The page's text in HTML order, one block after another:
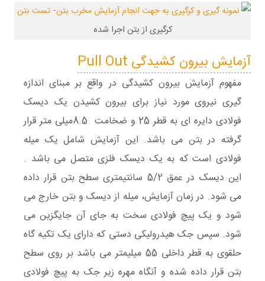
کرگیری از بتن اجرا شده
آزمایش بیرون کشیدگی
مفهوم آزمایش بیرون کشیدگی در واقع بر مبنای اندازه
گیری نیروی مورد نیاز برای بیرون کشیدن یک دیسک
فولادی دایره ای به قطر 25 و ضخامت 8.5میلی متر قرار
گرفته در بتن می باشد. این آزمایش شامل یک میله
فولادی است که به یک دیسک فلزی متصل می باشد .
این دیسک در عمق 5/2 سانتیمتری سطح بتن قرار داده
می شود. در زمان آزمایش، میله از دیسک و بتن خارج می
شود و یک پیچ فولادی سخت به جای آن جایگزین می
شود. سپس جک هیدرولیکی دستی که دارای یک تکیه گاه
حلقوی به قطر داخلی 55 میلیمتر می باشد بر روی سطح
بتن قرار داده شده و آنگاه مهره زیر جک به پیچ فولادی